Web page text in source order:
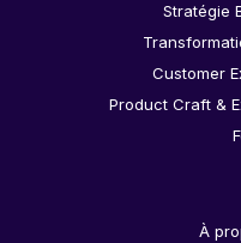
Stratégie
Customer
Product Craft &
À